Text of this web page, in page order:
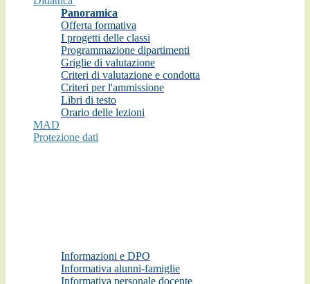
Panoramica
Offerta formativa
I progetti delle classi
Programmazione dipartimenti
Griglie di valutazione
Criteri di valutazione e condotta
Criteri per l'ammissione
Libri di testo
Orario delle lezioni
MAD
Protezione dati
Informazioni e DPO
Informativa alunni-famiglie
Informativa personale docente